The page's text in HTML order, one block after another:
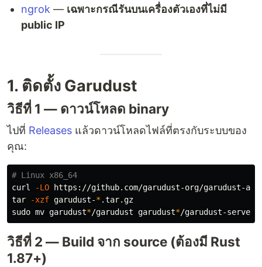
ngrok — เฉพาะกรณีรันบนเครื่องตัวเองที่ไม่มี
public IP
1. ติดตั้ง Garudust
วิธีที่ 1 — ดาวน์โหลด binary
ไปที่ Releases แล้วดาวน์โหลดไฟล์ที่ตรงกับระบบของ
คุณ:
# Linux x86_64
curl
-LO
tar
-xzf garudust-*
sudo mv garudust*/garudust garudust*
วิธีที่ 2 — Build จาก source (ต้องมี Rust
1.87+)